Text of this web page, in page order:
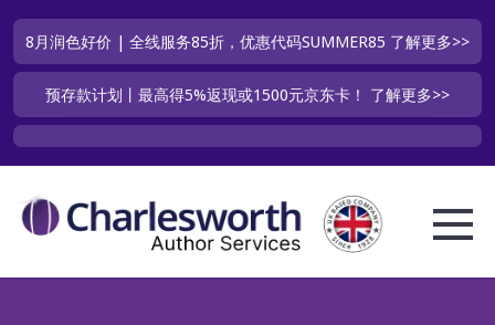
8月润色好价 | 全线服务85折，优惠代码SUMMER85 了解更多>>
预存款计划丨最高得5%返现或1500元京东卡！ 了解更多>>